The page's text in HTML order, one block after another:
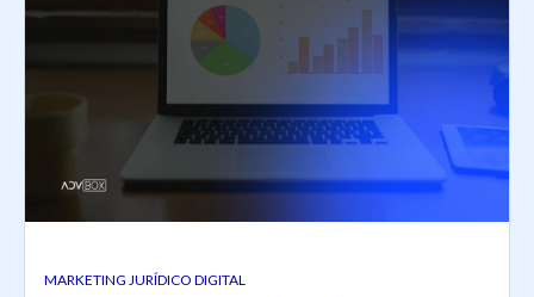
MARKETING JURÍDICO DIGITAL